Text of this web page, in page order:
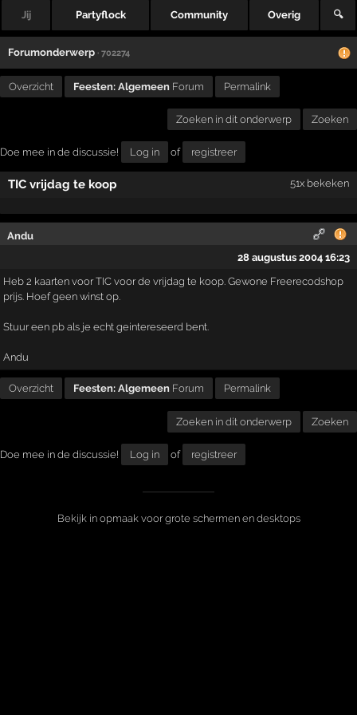
Jij Partyflock Community Overig 🔍
Forumonderwerp · 702274
Overzicht Feesten: Algemeen Forum Permalink
Zoeken in dit onderwerp Zoeken
Doe mee in de discussie! Log in of registreer
TIC vrijdag te koop 51x bekeken
Andu
28 augustus 2004 16:23
Heb 2 kaarten voor TIC voor de vrijdag te koop. Gewone Freerecodshop
prijs. Hoef geen winst op.
Stuur een pb als je echt geintereseerd bent.
Andu
Overzicht Feesten: Algemeen Forum Permalink
Zoeken in dit onderwerp Zoeken
Doe mee in de discussie! Log in of registreer
Bekijk in opmaak voor grote schermen en desktops